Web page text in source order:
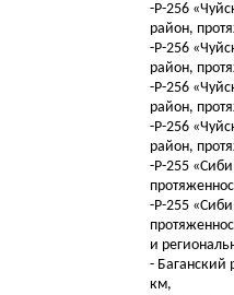
-Р-256
район,
-Р-256
район,
-Р-256
район,
-Р-256
район,
-Р-255
-Р-255
и
- Баганский
км,